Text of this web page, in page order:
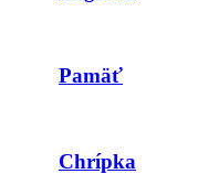
Pamäť
Chrípka